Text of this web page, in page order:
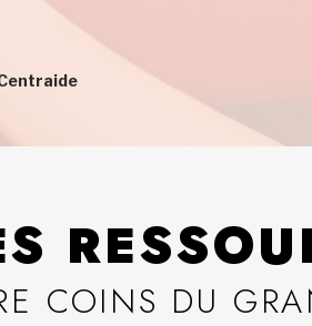
COINS DU